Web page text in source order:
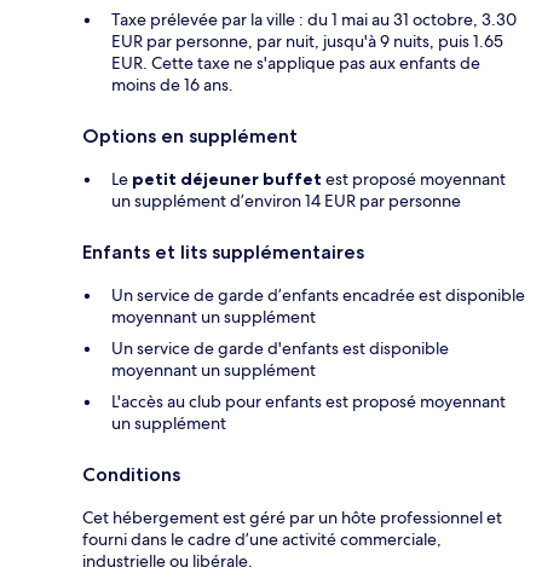
Taxe prélevée par la ville : du 1 mai au 31 octobre, 3.30
EUR par personne, par nuit, jusqu'à 9 nuits, puis 1.65
EUR. Cette taxe ne s'applique pas aux enfants de
moins de 16 ans.
Options en supplément
Le petit déjeuner buffet est proposé moyennant
un supplément d’environ 14 EUR par personne
Enfants et lits supplémentaires
Un service de garde d’enfants encadrée est disponible
moyennant un supplément
Un service de garde d'enfants est disponible
moyennant un supplément
L'accès au club pour enfants est proposé moyennant
un supplément
Conditions
Cet hébergement est géré par un hôte professionnel et
fourni dans le cadre d’une activité commerciale,
industrielle ou libérale.